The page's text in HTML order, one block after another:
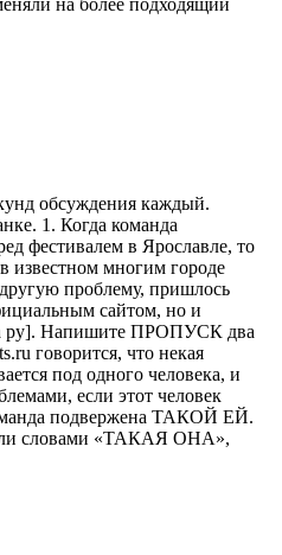
обсуждения каждый.
1. Когда команда
фестивалем в Ярославле, то
известном многим городе
проблему, пришлось
сайтом, но и
ру]. Напишите ПРОПУСК два
говорится, что некая
под одного человека, и
если этот человек
подвержена ТАКОЙ ЕЙ.
словами «ТАКАЯ ОНА»,